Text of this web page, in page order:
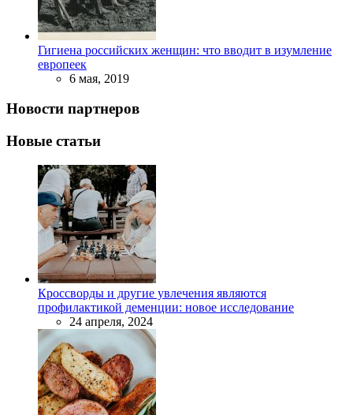
Гигиена российских женщин: что вводит в изумление
европеек
6 мая, 2019
Новости партнеров
Новые статьи
Кроссворды и другие увлечения являются
профилактикой деменции: новое исследование
24 апреля, 2024